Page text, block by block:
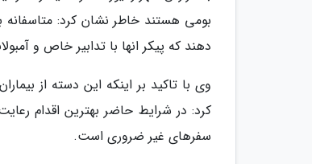
بومی هستند خاطر نشان کرد: متاسفانه
دهند که پیکر انها با تدابیر خاص و
وی با تاکید بر اینکه این دسته از
کرد: در شرایط حاضر بهترین اقدام
سفرهای غیر ضروری است.